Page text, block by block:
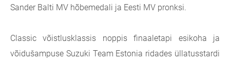
Sander Balti MV hõbemedali ja Eesti MV pronksi.
Classic võistlusklassis noppis finaaletapi esikoha ja
võidušampuse Suzuki Team Estonia ridades üllatusstardi